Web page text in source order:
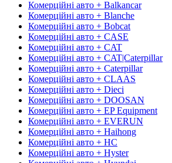
Комерційні авто + Balkancar
Комерційні авто + Blanche
Комерційні авто + Bobcat
Комерційні авто + CASE
Комерційні авто + CAT
Комерційні авто + CAT|Caterpillar
Комерційні авто + Caterpillar
Комерційні авто + CLAAS
Комерційні авто + Dieci
Комерційні авто + DOOSAN
Комерційні авто + EP Equipment
Комерційні авто + EVERUN
Комерційні авто + Haihong
Комерційні авто + HC
Комерційні авто + Hyster